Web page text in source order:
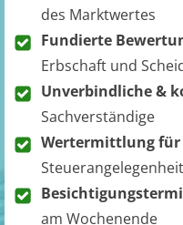
des Marktwertes
Fundierte
Erbschaft und
Unverbindliche &
Sachverständige
Wertermittlung für
am Wochenende